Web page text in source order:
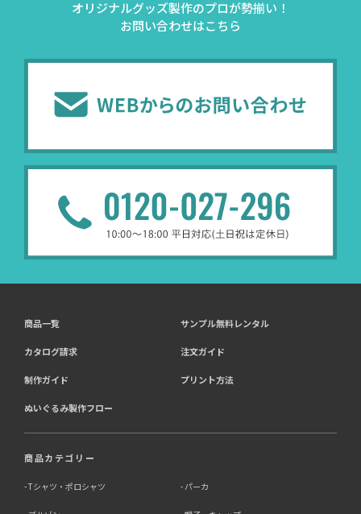
オリジナルグッズ製作のプロが勢揃い！
お問い合わせはこちら
商品一覧 サンプル無料レンタル
カタログ請求 注文ガイド
制作ガイド プリント方法
ぬいぐるみ製作フロー
商品カテゴリー
Tシャツ・ポロシャツ パーカ